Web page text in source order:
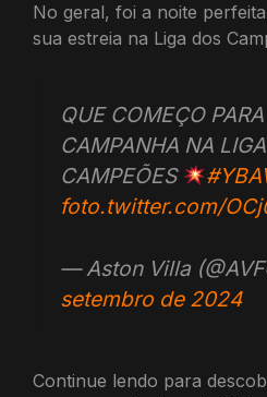
No geral, foi a noite
sua estreia na Liga dos
QUE COMEÇO
CAMPANHA NA
CAMPEÕES
foto.twitter.com/
— Aston Villa
setembro de 2024
Continue lendo para